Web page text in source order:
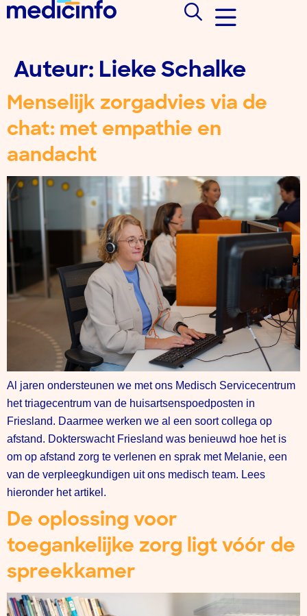
Auteur: Lieke Schalke
Menselijk zorgadvies via de
chat: met empathie en
aandacht
Al jaren ondersteunen we met ons Medisch Servicecentrum
het triagecentrum van de huisartsenspoedposten in
Friesland. Daarmee werken we al een soort collega op
afstand. Dokterswacht Friesland was benieuwd hoe het is
om op afstand zorg te verlenen en sprak met Melanie, een
van de verpleegkundigen uit ons medisch team. Lees
hieronder het artikel.
De oplossing voor
toegankelijke zorg ligt vóór de
spreekkamer